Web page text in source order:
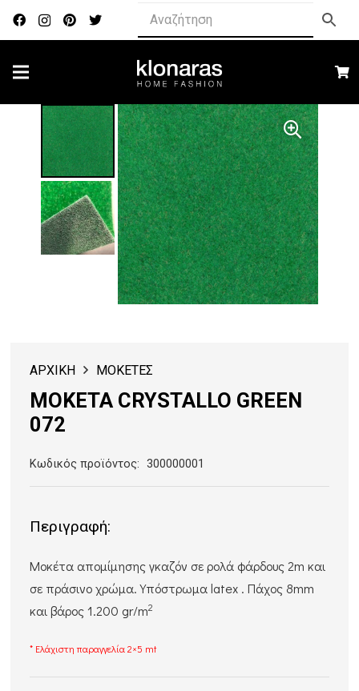
ΑΡΧΙΚΗ ΜΟΚΕΤΕΣ
ΜΟΚΕΤΑ CRYSTALLO GREEN
072
Κωδικός προϊόντος: 300000001
Περιγραφή:
Μοκέτα απομίμησης γκαζόν σε ρολά φάρδους 2m και
σε πράσινο χρώμα. Υπόστρωμα latex . Πάχος 8mm
και βάρος 1.200 gr/m2
* Ελάχιστη παραγγελία 2×5 mt